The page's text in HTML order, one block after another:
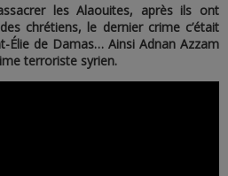
les Alaouites, après ils ont
chrétiens, le dernier crime c’était
Élie de Damas… Ainsi Adnan Azzam
terroriste syrien.